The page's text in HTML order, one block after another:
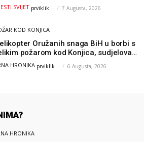
sigurni parking
SVIJET prviklik - 7 Augusta, 2026
KOD KONJICA
Oružanih snaga BiH u borbi s
požarom kod Konjica, sudjelovao
Tractor
HRONIKA prviklik - 6 Augusta, 2026
HRONIKA